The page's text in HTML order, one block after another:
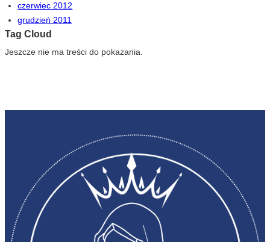
czerwiec 2012
grudzień 2011
Tag Cloud
Jeszcze nie ma treści do pokazania.